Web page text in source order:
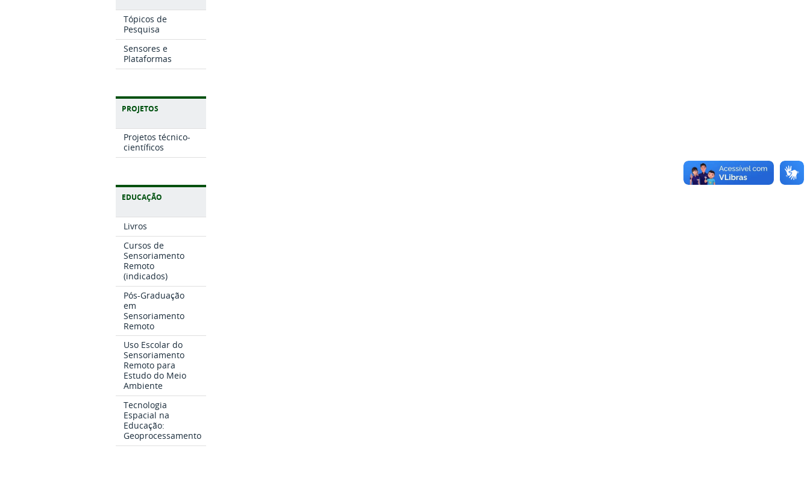
Tópicos de
Pesquisa
Sensores e
Plataformas
PROJETOS
Projetos técnico-
científicos
EDUCAÇÃO
Livros
Cursos de
Sensoriamento
Remoto
(indicados)
Pós-Graduação
em
Sensoriamento
Remoto
Uso Escolar do
Sensoriamento
Remoto para
Estudo do Meio
Ambiente
Tecnologia
Espacial na
Educação:
Geoprocessamento